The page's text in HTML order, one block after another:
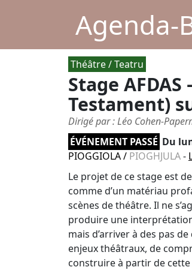
Agenda-
Théâtre / Teatru
Stage
Testament)
Dirigé par : Léo Cohen-
ÉVÉNEMENT PASSÉ Du
PIOGGIOLA/ PIOGHJULA-
Le projet de ce stage est
comme d’un matériau
scènes de théâtre. Il ne
produire une
mais d’arriver à des pas
enjeux théâtraux, de
construire à partir de